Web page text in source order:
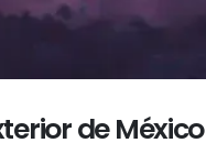
de México